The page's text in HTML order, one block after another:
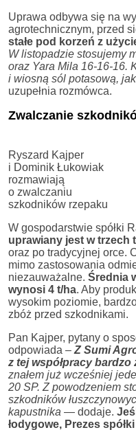
Uprawa odbywa się na
agrotechnicznym, przed
stałe pod korzeń z
W listopadzie stosujemy
oraz Yara Mila 16-16-16.
i wiosną sól potasową,
uzupełnia rozmówca.
Zwalczanie
Ryszard Kajper
i Dominik Łukowiak
rozmawiają
o zwalczaniu
szkodników rzepaku
W gospodarstwie spółki
uprawiany jest w trzech
oraz po tradycyjnej orce.
mimo zastosowania
niezauważalne. Średnia
wynosi 4 t/ha. Aby
wysokim poziomie,
zbóż przed szkodnikami.
Pan Kajper, pytany o
odpowiada – Z Sumi
z tej współpracy
znałem już wcześniej
20 SP. Z powodzeniem
szkodników
kapustnika — dodaje.
łodygowe, Prezes